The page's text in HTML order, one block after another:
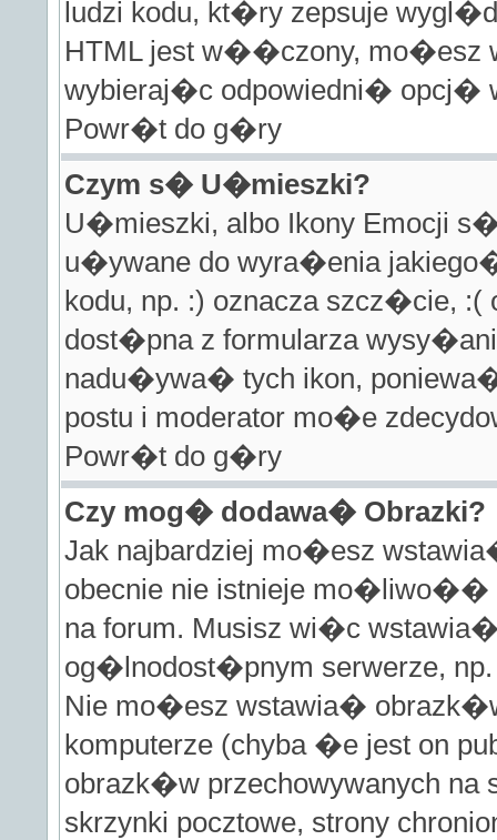
ludzi kodu, kt�ry zepsuje
HTML jest w��czony,
wybieraj�c odpowiedni� opcj�
Powr�t do g�ry
Czym s� U�mieszki?
U�mieszki, albo Ikony Emocji
u�ywane do wyra�enia
kodu, np. :) oznacza szcz�cie,
dost�pna z formularza
nadu�ywa� tych ikon,
postu i moderator mo�e
Powr�t do g�ry
Czy mog� dodawa� Obrazki?
Jak najbardziej mo�esz
obecnie nie istnieje
na forum. Musisz wi�c
og�lnodost�pnym serwerze, np.
Nie mo�esz wstawia�
komputerze (chyba �e jest on
obrazk�w przechowywanych na
skrzynki pocztowe, strony